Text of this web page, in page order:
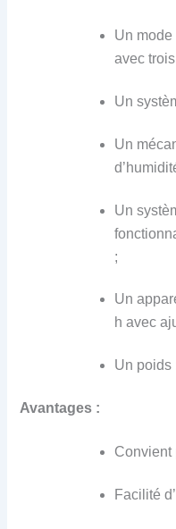
Un mode
avec
Un
Un
Un
;
Un
h avec
Un poids
Avantages :
Convient
Facilité